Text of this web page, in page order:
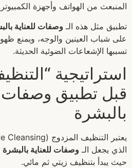
المنبعث من الهواتف وأجهزة
تطبيق مثل هذه الـ وصفات للعناية
على شباب العينين والوجه، ويمنع
تسببها الإشعاعات الضوئية الحديثة.
استراتيجية
قبل تطبيق وصفات
بالبشرة
الذي يجعل الـ وصفات للعناية بالبشرة
حيث يبدأ بتنظيف زيتي ثم مائي.